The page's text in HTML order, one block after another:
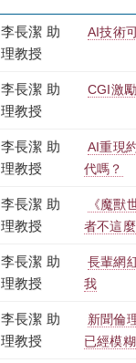
李長潔 助
理教授
AI技術
李長潔 助
理教授
CGI激
李長潔 助
理教授
AI重現
代嗎？
李長潔 助
理教授
《魔
者不這
李長潔 助
理教授
長輩網
我
李長潔 助
理教授
新聞倫
已經模糊